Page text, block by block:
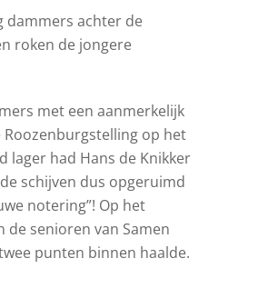
dammers achter de
roken de jongere
met een aanmerkelijk
op het
lager had Hans de Knikker
schijven dus opgeruimd
notering”! Op het
de senioren van Samen
punten binnen haalde.